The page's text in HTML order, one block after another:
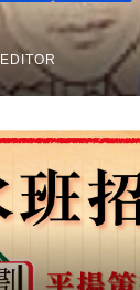
EDITOR